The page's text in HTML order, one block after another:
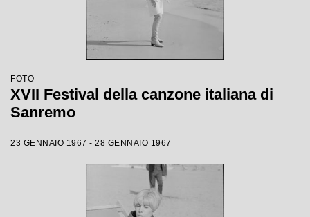
FOTO
XVII Festival della canzone italiana di
Sanremo
23 GENNAIO 1967 - 28 GENNAIO 1967